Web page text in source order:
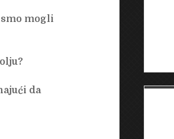
mogli
da